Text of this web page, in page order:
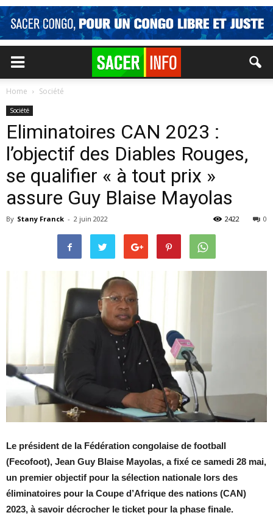
Home Société
Société
Eliminatoires CAN 2023 :
l’objectif des Diables Rouges,
se qualifier « à tout prix »
assure Guy Blaise Mayolas
By Stany Franck - 2 juin 2022 0
2422
Le président de la Fédération congolaise de football
(Fecofoot), Jean Guy Blaise Mayolas, a fixé ce samedi 28 mai,
un premier objectif pour la sélection nationale lors des
éliminatoires pour la Coupe d’Afrique des nations (CAN)
2023, à savoir décrocher le ticket pour la phase finale.